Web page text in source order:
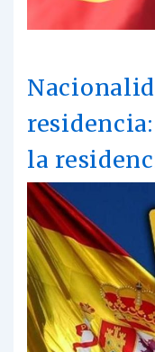
la